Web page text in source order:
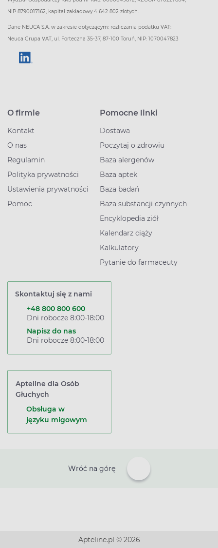
NIP 8790017162, kapitał zakładowy 4 642 802 złotych.
Dane NEUCA S.A. w zakresie dotyczącym: rozliczania podatku VAT:
Neuca Grupa VAT, ul. Forteczna 35-37, 87-100 Toruń, NIP: 1070047823
O firmie
Kontakt
O nas
Regulamin
Polityka prywatności
Ustawienia prywatności
Pomoc
Pomocne linki
Dostawa
Poczytaj o zdrowiu
Baza alergenów
Baza aptek
Baza badań
Baza substancji czynnych
Encyklopedia ziół
Kalendarz ciąży
Kalkulatory
Pytanie do farmaceuty
Skontaktuj się z nami
+48 800 800 600
Dni robocze 8:00-18:00
Napisz do nas
Dni robocze 8:00-18:00
Apteline dla Osób
Głuchych
Obsługa w
języku migowym
Wróć na górę
Apteline.pl © 2026